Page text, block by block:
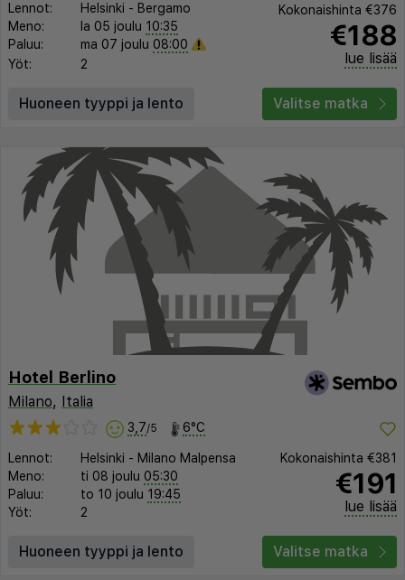
Lennot: Helsinki - Bergamo
Meno:
la 05 joulu 10:35
Paluu:
ma 07 joulu 08:00
Yöt:
2
Kokonaishinta €376
€188
lue lisää
Huoneen tyyppi ja lento Valitse matka
Hotel Berlino
Milano, Italia
3,7/5 6°C
Lennot: Helsinki - Milano Malpensa
Meno:
ti 08 joulu 05:30
Paluu:
to 10 joulu 19:45
Yöt:
2
Kokonaishinta €381
€191
lue lisää
Huoneen tyyppi ja lento Valitse matka